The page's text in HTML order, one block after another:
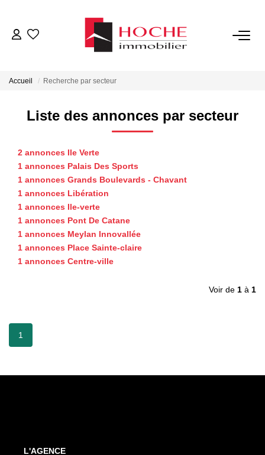
GESTION LOCATIVE
NOTRE AGENCE
CONTACT
Accueil Recherche par secteur
Liste des annonces par secteur
2 annonces Ile Verte
1 annonces Palais Des Sports
1 annonces Grands Boulevards - Chavant
1 annonces Libération
1 annonces Ile-verte
1 annonces Pont De Catane
1 annonces Meylan Innovallée
1 annonces Place Sainte-claire
1 annonces Centre-ville
Voir de 1 à 1
1
L'AGENCE